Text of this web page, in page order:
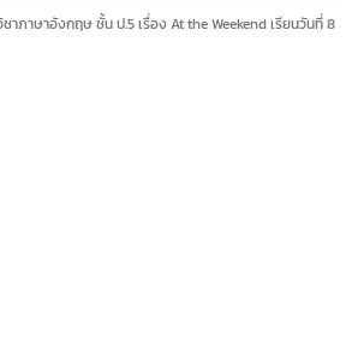
าภาษาอังกฤษ ชั้น ป.5 เรื่อง At the Weekend เรียนวันที่ 8